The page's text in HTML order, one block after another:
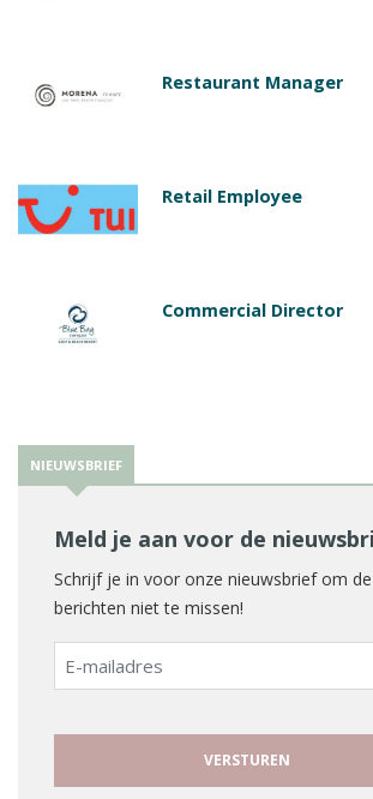
Restaurant Manager
Retail Employee
Commercial Director
NIEUWSBRIEF
Meld je aan voor de
Schrijf je in voor onze nieuwsbrief om
berichten niet te missen!
E-
mailadres